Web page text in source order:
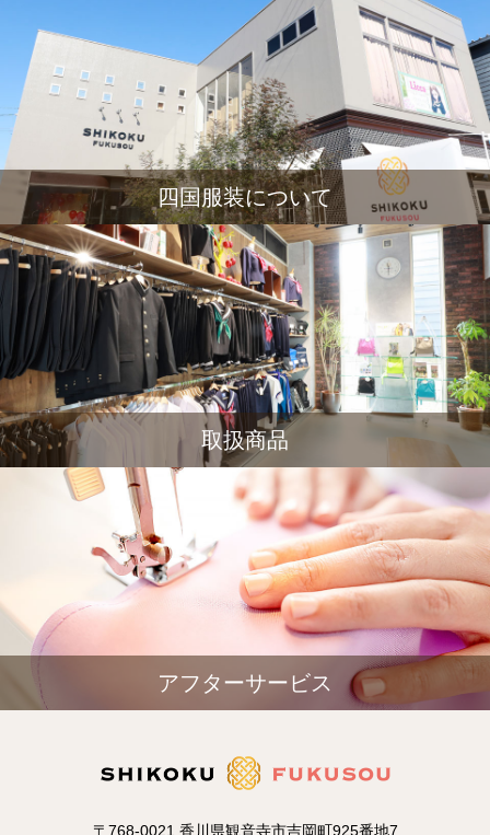
四国服装について
取扱商品
アフターサービス
〒768-0021 香川県観音寺市吉岡町925番地7